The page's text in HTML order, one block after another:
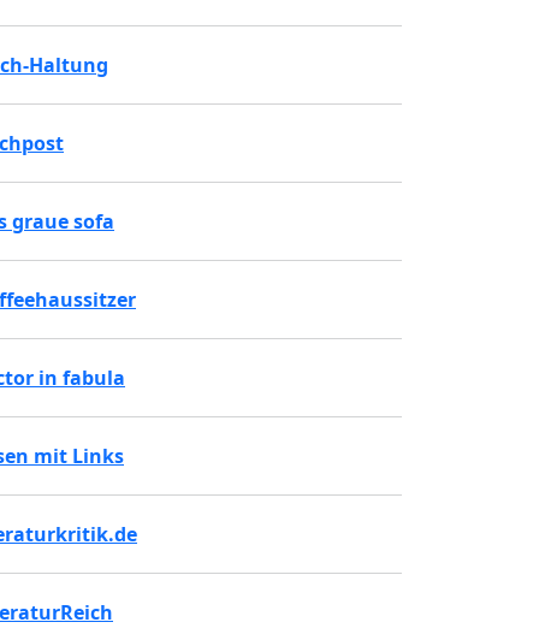
Haltung
graue sofa
in fabula
mit Links